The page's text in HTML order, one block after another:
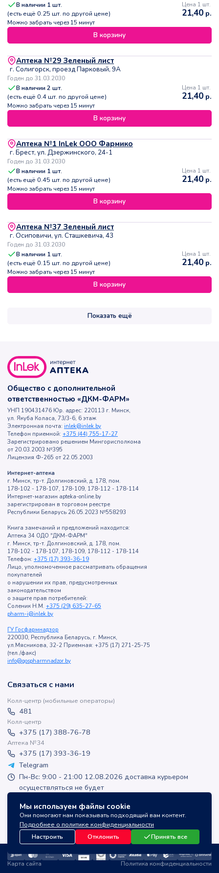
В наличии 1 шт.
(есть ещё 0.25 шт. по другой цене)
Можно забрать через 15 минут
Цена 1 шт.
21,40 р.
В корзину
Аптека №29 Зеленый лист
г. Солигорск, проезд Парковый, 9А
Годен до 31.03.2030
В наличии2 шт.
(есть ещё 0.4шт. по другой цене)
Можно забрать через 15 минут
Цена 1 шт.
21,40 р.
В корзину
Аптека №1 InLek ООО Фармико
г. Брест, ул. Дзержинского, 24-1
Годен до 31.03.2030
В наличии 1 шт.
(есть ещё 0.45 шт. по другой цене)
Можно забрать через 15 минут
Цена 1 шт.
21,40 р.
В корзину
Аптека №37 Зеленый лист
г. Осиповичи, ул. Сташкевича, 43
Годен до 31.03.2030
В наличии 1 шт.
(есть ещё 0.15 шт. по другой цене)
Можно забрать через 15 минут
Цена 1 шт.
21,40 р.
В корзину
Показать ещё
Мы используем файлы cookie
Они помогают нам показывать подходящий вам контент.
Подробнее о политике конфиденциальности
Настроить
Отклонить Принять все
Общество с дополнительной
ответственностью «ДКМ-ФАРМ»
УНП 190431476 Юр. адрес: 220113 г. Минск,
ул. Якуба Коласа, 73/3-6, 6 этаж
Электронная почта: inlek@inlek.by
Телефон приемной: +375 (44) 755-17-27
Зарегистрировано решением Мингорисполкома
от 20.03.2003 №395
Лицензия Ф-265 от 22.05.2003
Интернет-аптека
г. Минск, тр-т. Долгиновский, д. 178, пом.
178-102 - 178-107, 178-109, 178-112 - 178-114
Интернет-магазин apteka-online.by
зарегистрирован в торговом реестре
Республики Беларусь 26.05.2023 №558293
Книга замечаний и предложений находится:
Аптека 34 ОДО "ДКМ-ФАРМ"
г. Минск, тр-т. Долгиновский, д. 178, пом.
178-102 - 178-107, 178-109, 178-112 - 178-114
Телефон: +375 (17) 393-36-19
Лицо, уполномоченное рассматривать обращения
покупателей
о нарушении их прав, предусмотренных
законодательством
о защите прав потребителей:
Соленик Н.М. +375 (29) 635-27-65
pharm-i@inlek.by
ГУ Госфармнадзор
220030, Республика Беларусь, г. Минск,
ул.Мясникова, 32-2 Приемная: +375 (17) 271-25-75
(тел./факс)
info@gospharmnadzor.by
Связаться с нами
Колл-центр (мобильные операторы)
481
Колл-центр
+375 (17) 388-76-78
Аптека №34
+375 (17) 393-36-19
Telegram
Пн-Вс: 9:00 - 21:00 12.08.2026 доставка курьером
осуществляться не будет
inlek_apteka
inlek_apteka
Карта сайта Политика конфиденциальности